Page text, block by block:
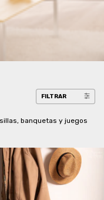
FILTRAR
banquetas y juegos